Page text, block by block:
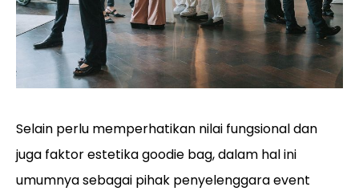
Selain perlu memperhatikan nilai fungsional dan
juga faktor estetika goodie bag, dalam hal ini
umumnya sebagai pihak penyelenggara event